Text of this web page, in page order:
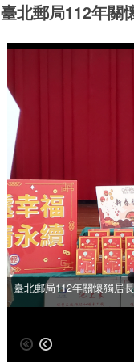
臺北郵局112年關
臺北郵局112年關懷獨居
臺北郵局112年關懷獨居